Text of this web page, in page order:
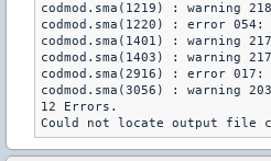
codmod.sma(1219) : warning
codmod.sma(1220) : error 054:
codmod.sma(1401) : warning
codmod.sma(1403) : warning
codmod.sma(2916) : error 017:
codmod.sma(3056) : warning
12 Errors.
Could not locate output file